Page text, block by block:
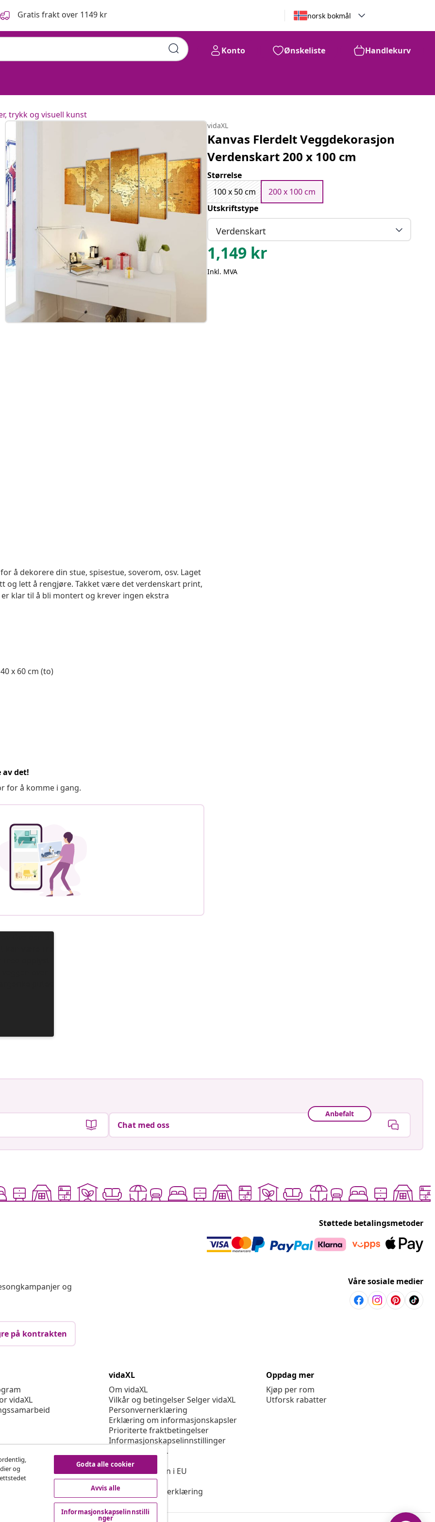
Gratis frakt over 1149 kr norsk bokmål
Konto Ønskeliste Handlekurv
trykk og visuell kunst
å dekorere din stue, spisestue, soverom, osv. Laget
og lett å rengjøre. Takket være det verdenskart print,
klar til å bli montert og krever ingen ekstra
x 60 cm (to)
det!
for å komme i gang.
vidaXL
Kanvas Flerdelt Veggdekorasjon
Verdenskart 200 x 100 cm
Størrelse
100 x 50 cm
200 x 100 cm
Utskriftstype
Verdenskart
1,149 kr
Inkl. MVA
Anbefalt
Chat med oss
Støttede betalingsmetoder
og
Våre sosiale medier
på kontrakten
vidaXL
vidaXL
Om vidaXL
Vilkår og betingelser Selger vidaXL
Personvernerklæring
Erklæring om informasjonskapsler
Prioriterte fraktbetingelser
Informasjonskapselinnstillinger
Jobbe for vidaXL
Sikkerhet
Ansvarlig person i EU
Politikken EPR
Tilgjengelighetserklæring
Oppdag mer
Kjøp per rom
Utforsk rabatter
og
Godta alle cookier
Avvis alle
Informasjonskapselinnstilli
nger